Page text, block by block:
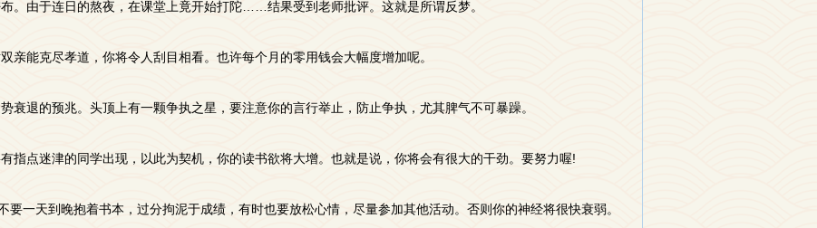
。由于连日的熬夜，在课堂上竟开始打陀……结果受到老师批评。这就是所谓反梦。
能克尽孝道，你将令人刮目相看。也许每个月的零用钱会大幅度增加呢。
退的预兆。头顶上有一颗争执之星，要注意你的言行举止，防止争执，尤其脾气不可暴躁。
点迷津的同学出现，以此为契机，你的读书欲将大增。也就是说，你将会有很大的干劲。要努力喔!
一天到晚抱着书本，过分拘泥于成绩，有时也要放松心情，尽量参加其他活动。否则你的神经将很快衰弱。